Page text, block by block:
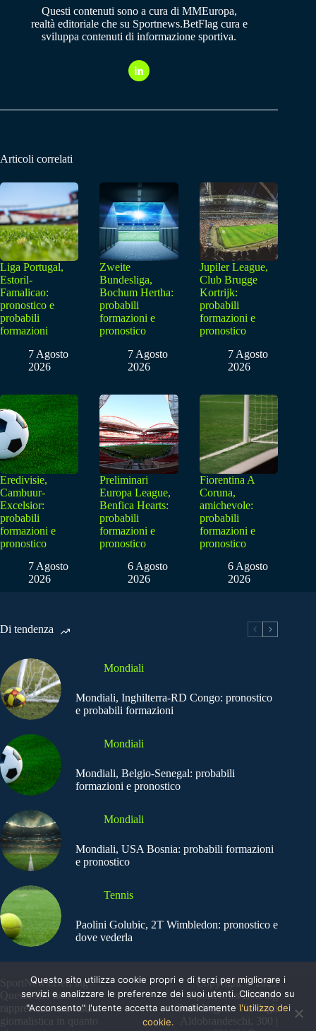
Questi contenuti sono a cura di MMEuropa,
realtà editoriale che su Sportnews.BetFlag cura e
sviluppa contenuti di informazione sportiva.
Articoli correlati
Liga Portugal,
Estoril-
Famalicao:
pronostico e
probabili
formazioni
7 Agosto
2026
Zweite
Bundesliga,
Bochum Hertha:
probabili
formazioni e
pronostico
7 Agosto
2026
Jupiler League,
Club Brugge
Kortrijk:
probabili
formazioni e
pronostico
7 Agosto
2026
Eredivisie,
Cambuur-
Excelsior:
probabili
formazioni e
pronostico
7 Agosto
2026
Preliminari
Europa League,
Benfica Hearts:
probabili
formazioni e
pronostico
6 Agosto
2026
Fiorentina A
Coruna,
amichevole:
probabili
formazioni e
pronostico
6 Agosto
2026
Di tendenza
Mondiali
Mondiali, Inghilterra-RD Congo: pronostico
e probabili formazioni
Mondiali
Mondiali, Belgio-Senegal: probabili
formazioni e pronostico
Mondiali
Mondiali, USA Bosnia: probabili formazioni
e pronostico
Tennis
Paolini Golubic, 2T Wimbledon: pronostico e
dove vederla
SportNews.BetFlag -
Questo sito non
rappresenta una testata
giornalistica in quanto
Copyright © 2025
SportNews BetFlag
Sede Legale: Via degli
Aldobrandeschi, 300 |
Questo sito utilizza cookie propri e di terzi per migliorare i
servizi e analizzare le preferenze dei suoi utenti. Cliccando su
"Acconsento" l'utente accetta automaticamente l'utilizzo dei
cookie.